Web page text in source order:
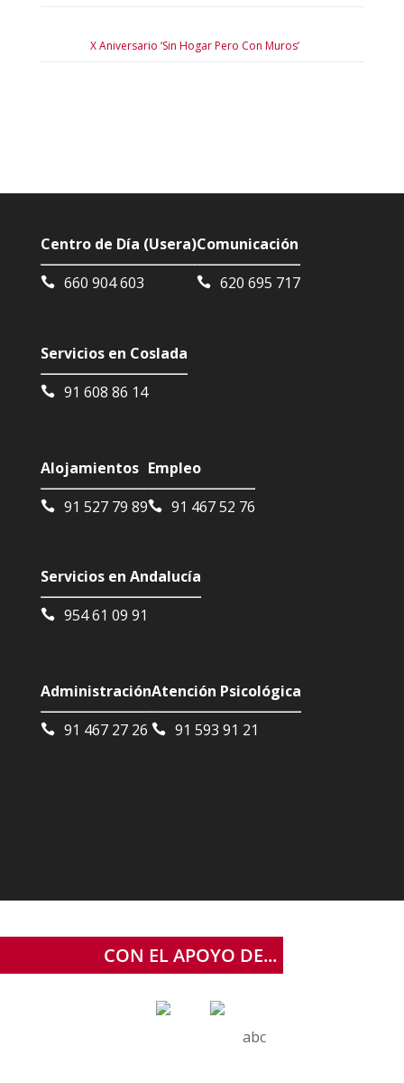
X Aniversario ‘Sin Hogar Pero Con Muros’
Centro de Día (Usera)
660 904 603
Comunicación
620 695 717
Servicios en Coslada
91 608 86 14
Alojamientos
91 527 79 89
Empleo
91 467 52 76
Servicios en Andalucía
954 61 09 91
Administración
91 467 27 26
Atención Psicológica
91 593 91 21
CON EL APOYO DE...
abc